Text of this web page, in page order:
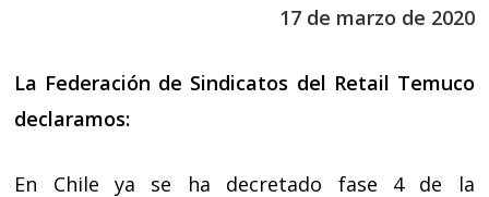
17 de marzo de 2020
La Federación de Sindicatos del Retail Temuco
declaramos:
En Chile ya se ha decretado fase 4 de la